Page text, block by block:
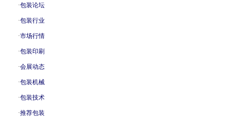
·包装论坛
·包装行业
·市场行情
·包装印刷
·会展动态
·包装机械
·包装技术
·推荐包装